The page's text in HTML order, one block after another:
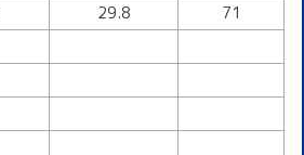
29.8
71